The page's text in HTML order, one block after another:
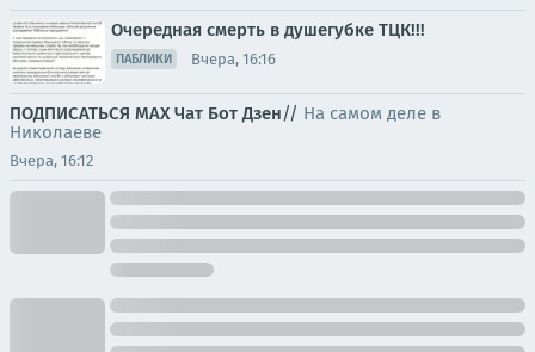
Очередная смерть в душегубке ТЦК!!!
ПАБЛИКИ Вчера, 16:16
ПОДПИСАТЬСЯ МАХ Чат Бот Дзен// На самом деле в
Николаеве
Вчера, 16:12